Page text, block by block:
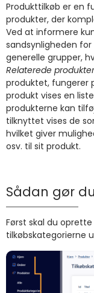
Produkttilkøb er en
produkter, der
Ved at informere
sandsynligheden
generelle grupper,
Relaterede produkter
produktet, fungerer
produkt vises en
produkterne kan
tilknyttet vises de
hvilket giver
osv. til sit produkt.
Sådan gør du
Først skal du
tilkøbskategorierne